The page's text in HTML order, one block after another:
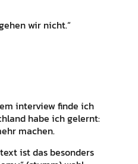
wir nicht.“
interview finde ich
habe ich gelernt:
machen.
ist das besonders